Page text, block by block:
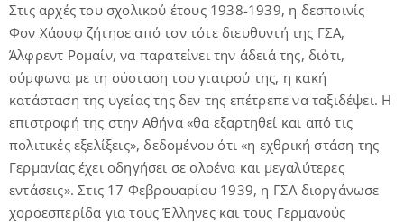
Στις αρχές του σχολικού έτους 1938-1939, η δεσποινίς
Φον Χάουφ ζήτησε από τον τότε διευθυντή της ΓΣΑ,
Άλφρεντ Ρομαίν, να παρατείνει την άδειά της, διότι,
σύμφωνα με τη σύσταση του γιατρού της, η κακή
κατάσταση της υγείας της δεν της επέτρεπε να ταξιδέψει. Η
επιστροφή της στην Αθήνα «θα εξαρτηθεί και από τις
πολιτικές εξελίξεις», δεδομένου ότι «η εχθρική στάση της
Γερμανίας έχει οδηγήσει σε ολοένα και μεγαλύτερες
εντάσεις». Στις 17 Φεβρουαρίου 1939, η ΓΣΑ διοργάνωσε
χοροεσπερίδα για τους Έλληνες και τους Γερμανούς